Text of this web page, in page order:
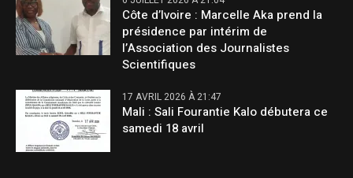
Côte d’Ivoire : Marcelle Aka prend la
présidence par intérim de
l’Association des Journalistes
Scientifiques
17 AVRIL 2026 À 21:47
Mali : Sali Fourantie Kalo débutera ce
samedi 18 avril